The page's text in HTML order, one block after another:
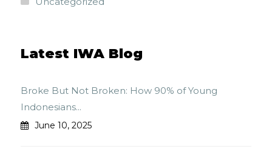
Latest IWA Blog
Broke But Not Broken: How 90% of Young
Indonesians...
June 10, 2025